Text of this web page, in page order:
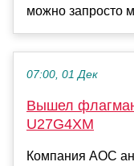
можно запросто
07:00, 01 Дек
Вышел
U27G4XM
Компания AOC